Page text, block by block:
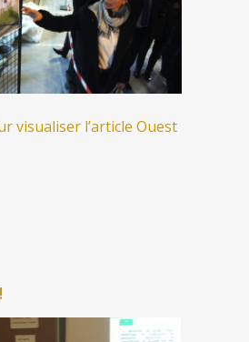
visualiser l’article Ouest